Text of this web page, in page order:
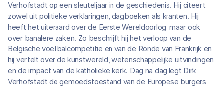
Verhofstadt op een sleuteljaar in de geschiedenis. Hij citeert
zowel uit politieke verklaringen, dagboeken als kranten. Hij
heeft het uiteraard over de Eerste Wereldoorlog, maar ook
over banalere zaken. Zo beschrijft hij het verloop van de
Belgische voetbalcompetitie en van de Ronde van Frankrijk en
hij vertelt over de kunstwereld, wetenschappelijke uitvindingen
en de impact van de katholieke kerk. Dag na dag legt Dirk
Verhofstadt de gemoedstoestand van de Europese burgers